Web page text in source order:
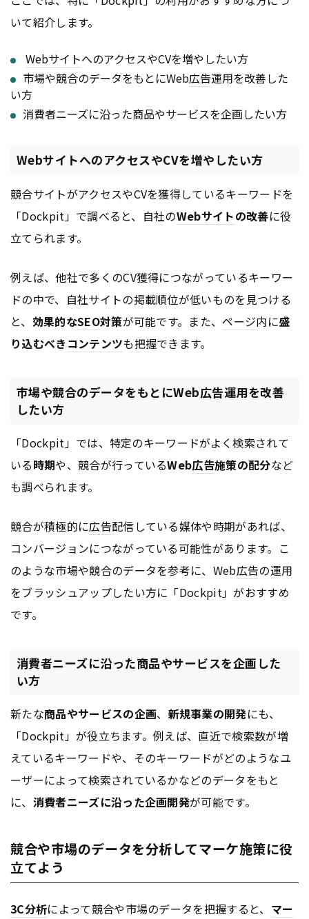
いて紹介します。
WebサイトへのアクセスやCVを増やしたい方
市場や競合のデータをもとにWeb広告運用を改善した
い方
消費者ニーズに沿った商品やサービスを企画したい方
WebサイトへのアクセスやCVを増やしたい方
競合サイトがアクセスやCVを獲得しているキーワードを
「Dockpit」で調べると、自社のWebサイトの改善に役
立てられます。
例えば、他社で多くのCV獲得につながっているキーワー
ドの中で、自社サイトの掲載順位が低いものを見つける
と、 効果的なSEO対策が可能です。また、ページ内に盛
り込むべき コンテンツも把握できます。
市場や競合のデータをもとにWeb広告運用を改善
したい方
「Dockpit」では、特定のキーワードがよく検索されて
いる時期や、競合が行っているWeb広告施策の配分など
も調べられます。
競合が積極的に広告配信している媒体や時期があれば、
コンバージョンにつながっている可能性があります。こ
のような市場や競合のデータを参考に、Web広告の運用
をブラッシュアップしたい方に「Dockpit」がおすすめ
です。
消費者ニーズに沿った商品やサービスを企画した
い方
新たな商品やサービスの企画、 新規事業の開発にも、
「Dockpit」が役立ちます。例えば、直近で検索数が増
えているキーワードや、そのキーワードがどのようなユ
ーザーによって検索されているかなどのデータをもと
に、 消費者ニーズに沿った企画開発が可能です。
競合や市場のデータを分析してマーケ施策に役
立てよう
3C分析によって競合や市場のデータを把握すると、 マー